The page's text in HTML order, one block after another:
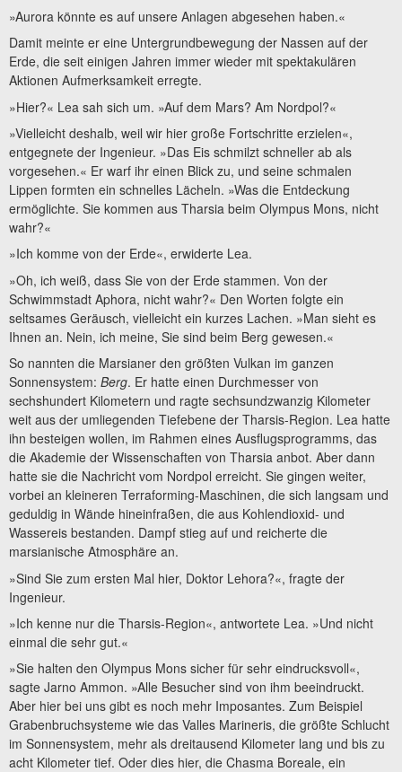
»Aurora könnte es auf unsere Anlagen abgesehen haben.«
Damit meinte er eine Untergrundbewegung der Nassen auf der
Erde, die seit einigen Jahren immer wieder mit spektakulären
Aktionen Aufmerksamkeit erregte.
»Hier?« Lea sah sich um. »Auf dem Mars? Am Nordpol?«
»Vielleicht deshalb, weil wir hier große Fortschritte erzielen«,
entgegnete der Ingenieur. »Das Eis schmilzt schneller ab als
vorgesehen.« Er warf ihr einen Blick zu, und seine schmalen
Lippen formten ein schnelles Lächeln. »Was die Entdeckung
ermöglichte. Sie kommen aus Tharsia beim Olympus Mons, nicht
wahr?«
»Ich komme von der Erde«, erwiderte Lea.
»Oh, ich weiß, dass Sie von der Erde stammen. Von der
Schwimmstadt Aphora, nicht wahr?« Den Worten folgte ein
seltsames Geräusch, vielleicht ein kurzes Lachen. »Man sieht es
Ihnen an. Nein, ich meine, Sie sind beim Berg gewesen.«
So nannten die Marsianer den größten Vulkan im ganzen
Sonnensystem: Berg. Er hatte einen Durchmesser von
sechshundert Kilometern und ragte sechsundzwanzig Kilometer
weit aus der umliegenden Tiefebene der Tharsis-Region. Lea hatte
ihn besteigen wollen, im Rahmen eines Ausflugsprogramms, das
die Akademie der Wissenschaften von Tharsia anbot. Aber dann
hatte sie die Nachricht vom Nordpol erreicht. Sie gingen weiter,
vorbei an kleineren Terraforming-Maschinen, die sich langsam und
geduldig in Wände hineinfraßen, die aus Kohlendioxid- und
Wassereis bestanden. Dampf stieg auf und reicherte die
marsianische Atmosphäre an.
»Sind Sie zum ersten Mal hier, Doktor Lehora?«, fragte der
Ingenieur.
»Ich kenne nur die Tharsis-Region«, antwortete Lea. »Und nicht
einmal die sehr gut.«
»Sie halten den Olympus Mons sicher für sehr eindrucksvoll«,
sagte Jarno Ammon. »Alle Besucher sind von ihm beeindruckt.
Aber hier bei uns gibt es noch mehr Imposantes. Zum Beispiel
Grabenbruchsysteme wie das Valles Marineris, die größte Schlucht
im Sonnensystem, mehr als dreitausend Kilometer lang und bis zu
acht Kilometer tief. Oder dies hier, die Chasma Boreale, ein